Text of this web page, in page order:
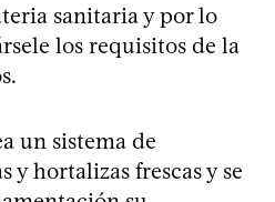
sanitaria y por lo
los requisitos de la
un sistema de
hortalizas frescas y se